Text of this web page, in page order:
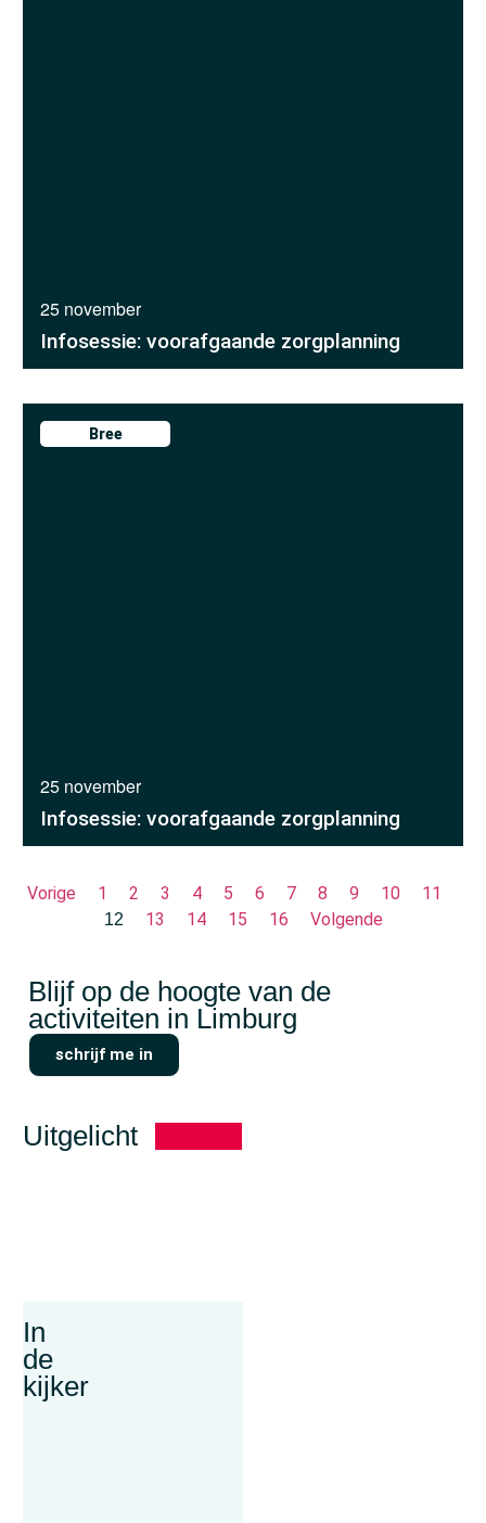
25 november
Infosessie: voorafgaande zorgplanning
Bree
25 november
Infosessie: voorafgaande zorgplanning
Vorige 1 2 3 4 5 6 7 8 9 10 11
12 13 14 15 16 Volgende
Blijf op de hoogte van de
activiteiten in Limburg
schrijf me in
Uitgelicht
In
de
kijker